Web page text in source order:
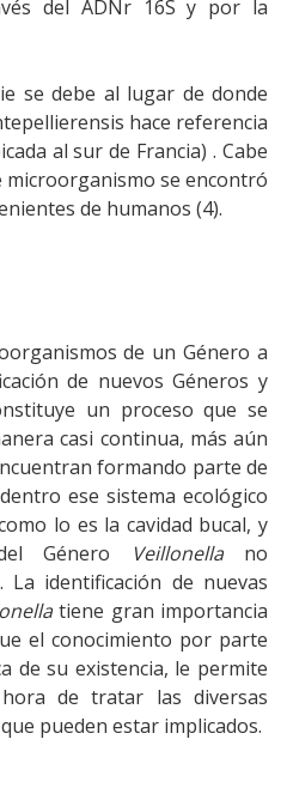
del ADNr 16S y por la
se debe al lugar de donde
hace referencia
al sur de Francia) . Cabe
microorganismo se encontró
de humanos (4).
de un Género a
de nuevos Géneros y
un proceso que se
casi continua, más aún
formando parte de
ese sistema ecológico
lo es la cavidad bucal, y
Género
Veillonellano
La identificación de nuevas
tiene gran importancia
el conocimiento por parte
de su existencia, le permite
de tratar las diversas
pueden estar implicados.